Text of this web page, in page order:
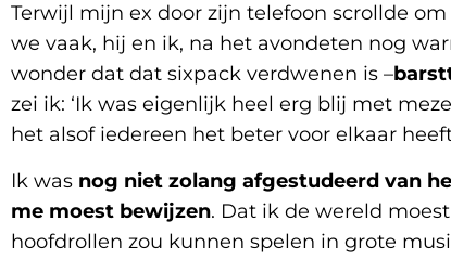
Terwijl mijn ex door zijn telefoon scrollde
we vaak, hij en ik, na het avondeten nog
wonder dat dat sixpack verdwenen is –
zei ik: ‘Ik was eigenlijk heel erg blij met
het alsof iedereen het beter voor elkaar
Ik was nog niet zolang afgestudeerd van
me moest bewijzen. Dat ik de wereld
hoofdrollen zou kunnen spelen in grote